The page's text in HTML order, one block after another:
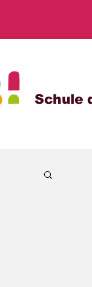
Schule